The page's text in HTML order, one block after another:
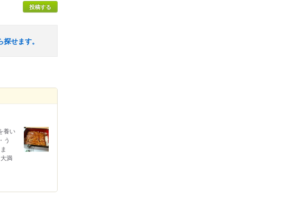
投稿する
せます。
養い
う
満